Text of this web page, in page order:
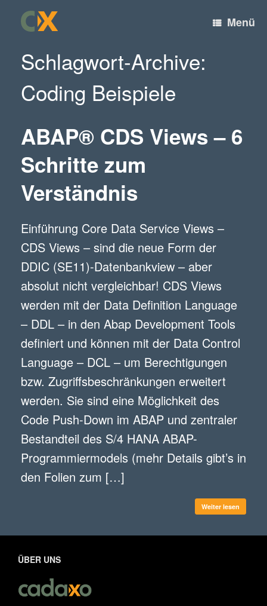
springen
Menü
Schlagwort-Archive:
Coding Beispiele
ABAP® CDS Views – 6
Schritte zum
Verständnis
Einführung Core Data Service Views –
CDS Views – sind die neue Form der
DDIC (SE11)-Datenbankview – aber
absolut nicht vergleichbar! CDS Views
werden mit der Data Definition Language
– DDL – in den Abap Development Tools
definiert und können mit der Data Control
Language – DCL – um Berechtigungen
bzw. Zugriffsbeschränkungen erweitert
werden. Sie sind eine Möglichkeit des
Code Push-Down im ABAP und zentraler
Bestandteil des S/4 HANA ABAP-
Programmiermodels (mehr Details gibt’s in
den Folien zum […]
Weiter lesen
ÜBER UNS
Produkt Kontaktaufnahme
Gerne stellen wir Ihnen weitere Unterlagen zur
Verfügung, beraten Sie persönlich oder schicken Ihnen
ein unverbindliches Angebot zu.
SQL Cockpit for SAP®
Systems
Rapid Report Generator
for SAP Fiori®
Formularerstellung mit
dox42®
Email (verpflichtend)
*
Telefon (optional)
Zusätzliche Nachricht (optional)
DSGVO Datenschutzbestimmungen
Ich stimme der Speicherung und Verarbeitung meiner
Daten nach der EU-DSGVO zu und akzeptiere die
Datenschutzbestimmungen.
Absenden